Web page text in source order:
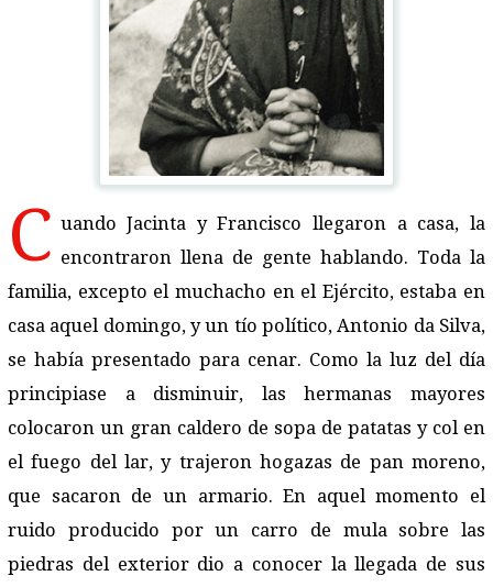
C uando Jacinta y Francisco llegaron a casa, la
encontraron llena de gente hablando. Toda la
familia, excepto el muchacho en el Ejército, estaba en
casa aquel domingo, y un tío político, Antonio da Silva,
se había presentado para cenar. Como la luz del día
principiase a disminuir, las hermanas mayores
colocaron un gran caldero de sopa de patatas y col en
el fuego del lar, y trajeron hogazas de pan moreno,
que sacaron de un armario. En aquel momento el
ruido producido por un carro de mula sobre las
piedras del exterior dio a conocer la llegada de sus